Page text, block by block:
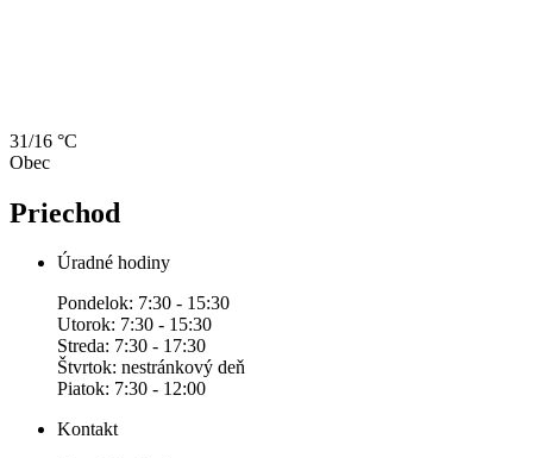
31/16 °C
Obec
Priechod
Úradné hodiny
Pondelok: 7:30 - 15:30
Utorok: 7:30 - 15:30
Streda: 7:30 - 17:30
Štvrtok: nestránkový deň
Piatok: 7:30 - 12:00
Kontakt